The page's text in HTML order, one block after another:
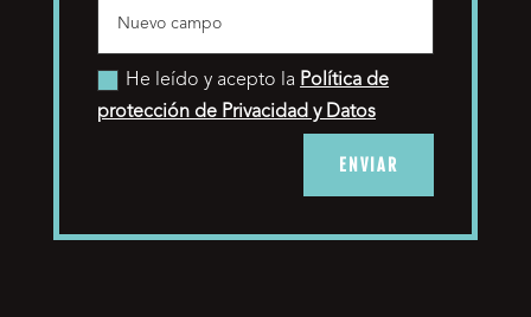
He leído y acepto la Política de
protección de Privacidad y Datos
ENVIAR